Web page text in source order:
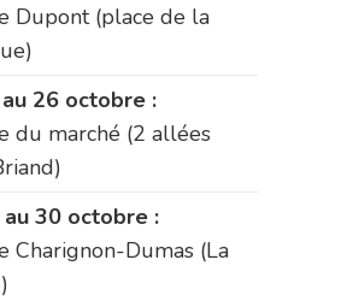
Dupont (place de la
26 octobre :
du marché (2 allées
au 30 octobre :
Charignon-Dumas (La